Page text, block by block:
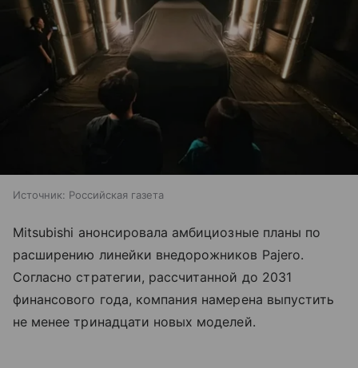
Источник: Российская газета
Mitsubishi анонсировала амбициозные планы по
расширению линейки внедорожников Pajero.
Согласно стратегии, рассчитанной до 2031
финансового года, компания намерена выпустить
не менее тринадцати новых моделей.